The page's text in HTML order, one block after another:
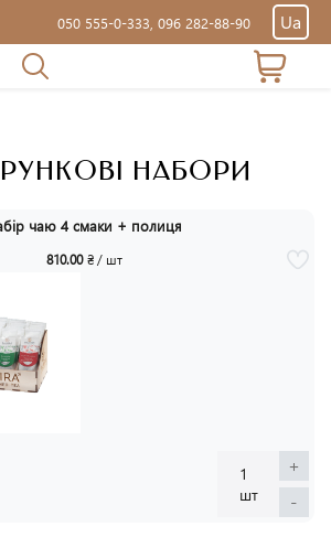
050 555-0-333, 096 282-88-90 Ua
НАБОРИ
чаю 4 смаки + полиця
810.00 ₴ / шт
1
шт
+
-